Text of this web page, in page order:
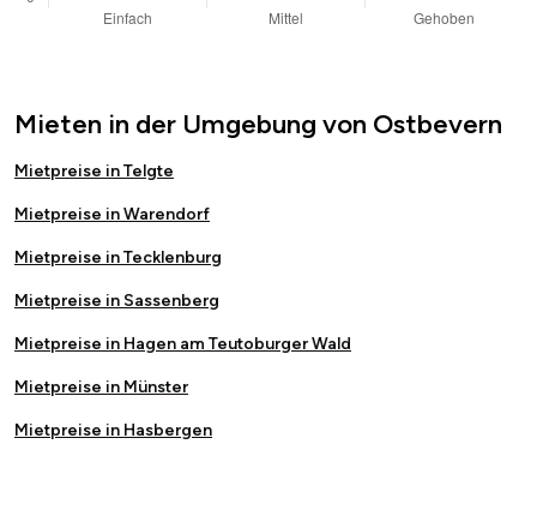
Mieten in der Umgebung von Ostbevern
Mietpreise in Telgte
Mietpreise in Warendorf
Mietpreise in Tecklenburg
Mietpreise in Sassenberg
Mietpreise in Hagen am Teutoburger Wald
Mietpreise in Münster
Mietpreise in Hasbergen